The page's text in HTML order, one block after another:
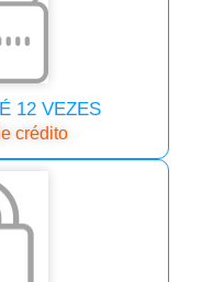
12 VEZES
crédito